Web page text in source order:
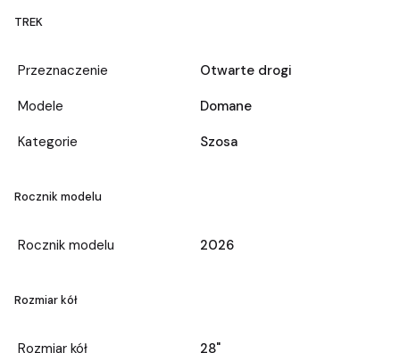
TREK
Przeznaczenie
Otwarte drogi
Modele
Domane
Kategorie
Szosa
Rocznik modelu
Rocznik modelu 2026
Rozmiar kół
Rozmiar kół 28"